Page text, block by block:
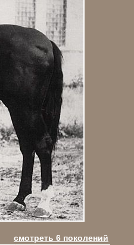
смотреть 6 поколений